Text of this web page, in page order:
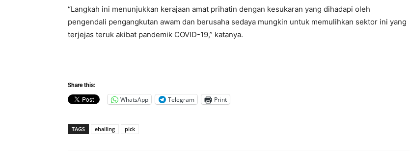
“Langkah ini menunjukkan kerajaan amat prihatin dengan kesukaran yang dihadapi oleh
pengendali pengangkutan awam dan berusaha sedaya mungkin untuk memulihkan sektor ini yang
terjejas teruk akibat pandemik COVID-19,” katanya.
Share this:
WhatsApp Telegram Print
TAGS ehailing pick